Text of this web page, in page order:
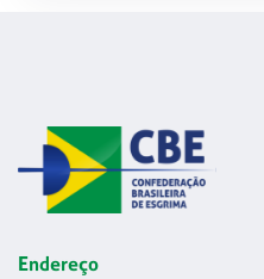
Endereço